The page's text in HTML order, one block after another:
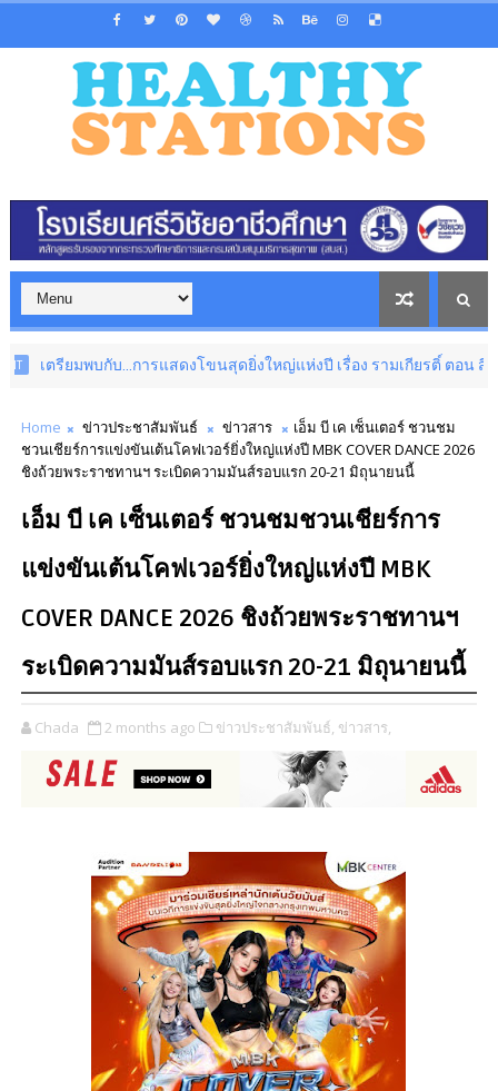
รียมพบกับ...การแสดงโขนสุดยิ่งใหญ่แห่งปี เรื่อง รามเกียรติ์ ตอน สีดา 12
Home ข่าวประชาสัมพันธ์ ข่าวสาร
เอ็ม บี เค เซ็นเตอร์ ชวนชม
ชวนเชียร์การแข่งขันเต้นโคฟเวอร์ยิ่งใหญ่แห่งปี MBK COVER DANCE 2026
ชิงถ้วยพระราชทานฯ ระเบิดความมันส์รอบแรก 20-21 มิถุนายนนี้
เอ็ม บี เค เซ็นเตอร์ ชวนชมชวนเชียร์การ
แข่งขันเต้นโคฟเวอร์ยิ่งใหญ่แห่งปี MBK
COVER DANCE 2026 ชิงถ้วยพระราชทานฯ
ระเบิดความมันส์รอบแรก 20-21 มิถุนายนนี้
Chada 2 months ago ข่าวประชาสัมพันธ์, ข่าวสาร,